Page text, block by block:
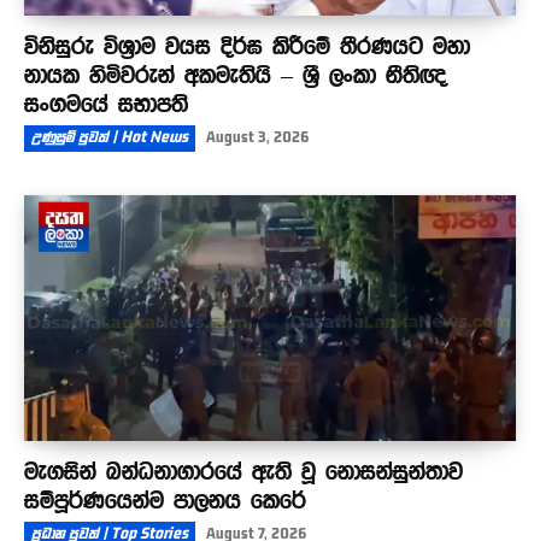
විනිසුරු විශ්‍රාම වයස දිර්ඝ කිරීමේ තීරණයට මහා
නායක හිමිවරුන් අකමැතියි – ශ්‍රී ලංකා නීතිඥ
සංගමයේ සභාපති
උණුසුම් පුවත් | Hot News August 3, 2026
මැගසින් බන්ධනාගාරයේ ඇති වූ නොසන්සුන්තාව
සම්පූර්ණයෙන්ම පාලනය කෙරේ
ප්‍රධාන පුවත් | Top Stories August 7, 2026